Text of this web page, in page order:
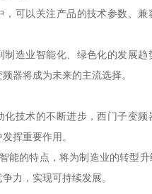
，可以关注产品的技术参数、兼
制造业智能化、绿色化的发展
器将成为未来的主流选择。
化技术的不断进步，西门子变
挥重要作用。
能的特点，将为制造业的转型
力，实现可持续发展。